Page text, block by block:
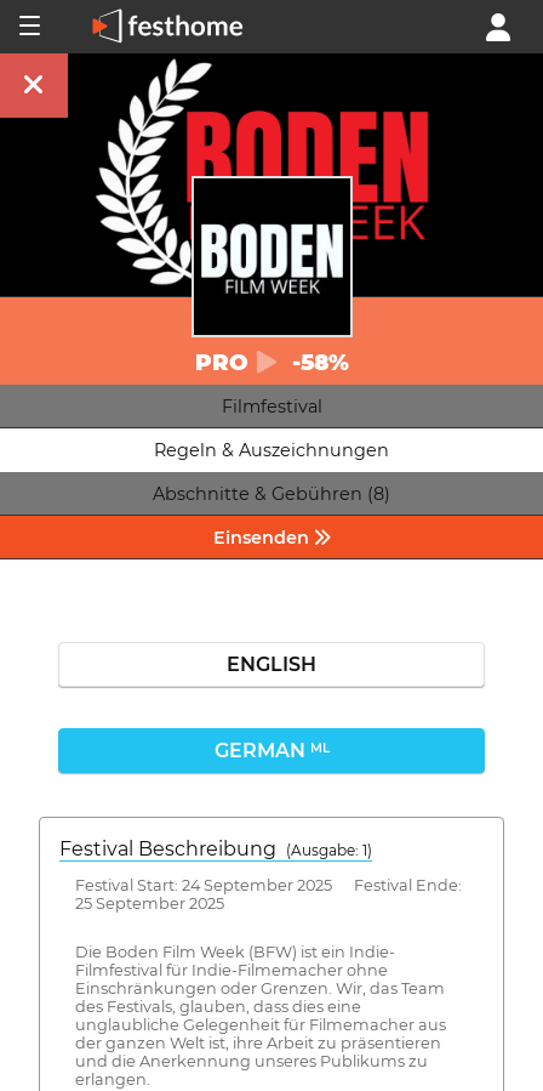
PRO -58%
Filmfestival
Regeln & Auszeichnungen
Abschnitte & Gebühren (8)
Einsenden
ENGLISH
GERMAN ML
Festival Beschreibung
(Ausgabe: 1)
Festival Start: 24 September 2025 Festival Ende:
25 September 2025
Die Boden Film Week (BFW) ist ein Indie-
Filmfestival für Indie-Filmemacher ohne
Einschränkungen oder Grenzen. Wir, das Team
des Festivals, glauben, dass dies eine
unglaubliche Gelegenheit für Filmemacher aus
der ganzen Welt ist, ihre Arbeit zu präsentieren
und die Anerkennung unseres Publikums zu
erlangen.